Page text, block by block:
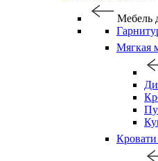
Мебель
Мягкая